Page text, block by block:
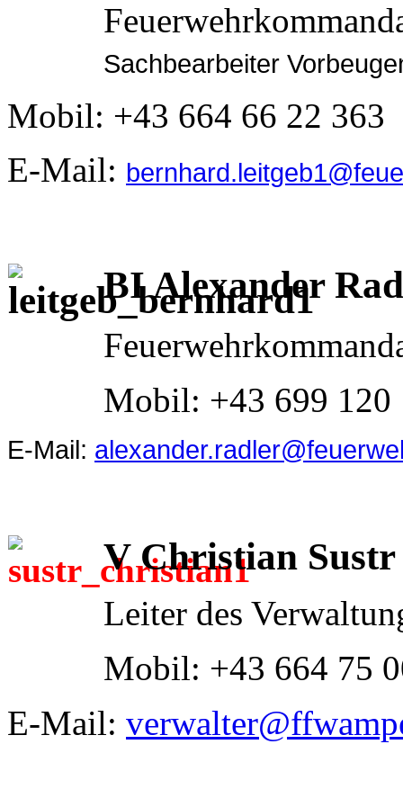
Sachbearbeiter
Mobil: +43 664 66 22 363
E-Mail:
BI Alexander
Mobil: +43 699 120
E-Mail:
V Christian Sustr
Leiter des
Mobil: +43 664 75
E-Mail: